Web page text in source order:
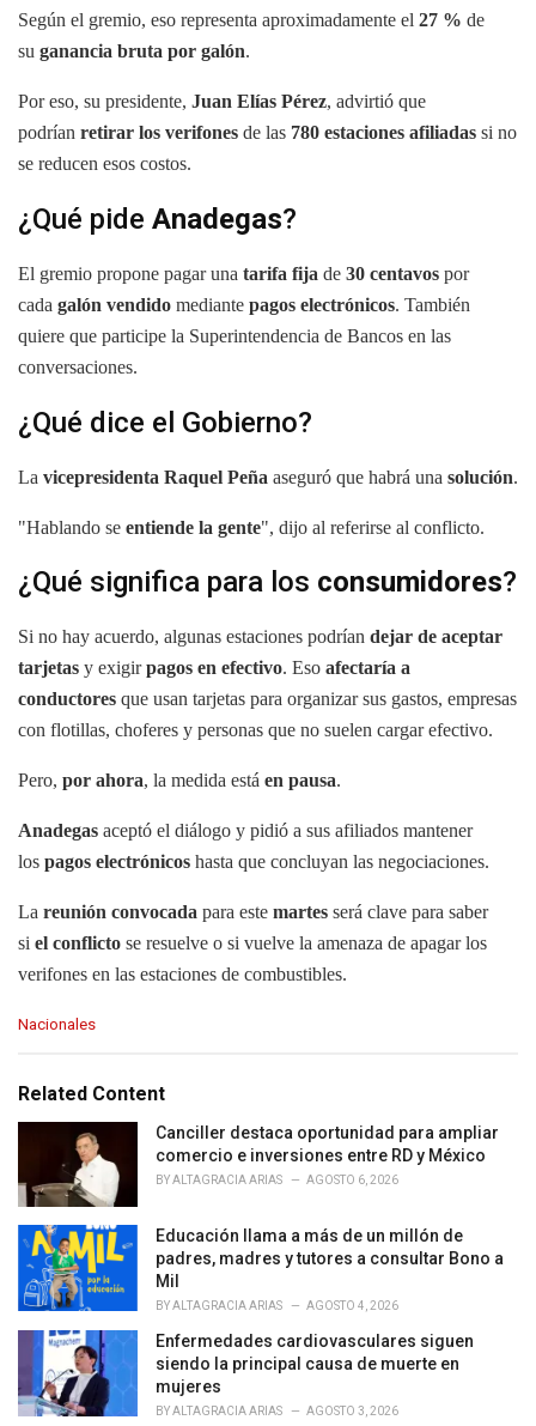
Según el gremio, eso representa aproximadamente el 27 % de
su ganancia bruta por galón.
Por eso, su presidente, Juan Elías Pérez, advirtió que
podrían retirar los verifones de las 780 estaciones afiliadas si no
se reducen esos costos.
¿Qué pide Anadegas?
El gremio propone pagar una tarifa fija de 30 centavos por
cada galón vendido mediante pagos electrónicos. También
quiere que participe la Superintendencia de Bancos en las
conversaciones.
¿Qué dice el Gobierno?
La vicepresidenta Raquel Peña aseguró que habrá una solución.
"Hablando se entiende la gente", dijo al referirse al conflicto.
¿Qué significa para los consumidores?
Si no hay acuerdo, algunas estaciones podrían dejar de aceptar
tarjetas y exigirpagos en efectivo. Eso afectaría a
conductores que usan tarjetas para organizar sus gastos, empresas
con flotillas, choferes y personas que no suelen cargar efectivo.
Pero, por ahora, la medida está en pausa.
Anadegas aceptó el diálogo y pidió a sus afiliados mantener
los pagos electrónicos hasta que concluyan las negociaciones.
La reunión convocada para este martes será clave para saber
si el conflicto se resuelve o si vuelve la amenaza de apagar los
verifones en las estaciones de combustibles.
C
e
Nacionales
Related Content
Canciller destaca oportunidad para ampliar
comercio e inversiones entre RD y México
BYALTAGRACIA ARIAS AGOSTO 6, 2026
Educación llama a más de un millón de
padres, madres y tutores a consultar Bono a
Mil
BYALTAGRACIA ARIAS AGOSTO 4, 2026
Enfermedades cardiovasculares siguen
siendo la principal causa de muerte en
mujeres
BYALTAGRACIA ARIAS AGOSTO 3, 2026